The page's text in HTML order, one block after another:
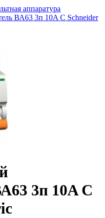
аппаратура
ВА63 3п 10A C Schneider
3п 10A C